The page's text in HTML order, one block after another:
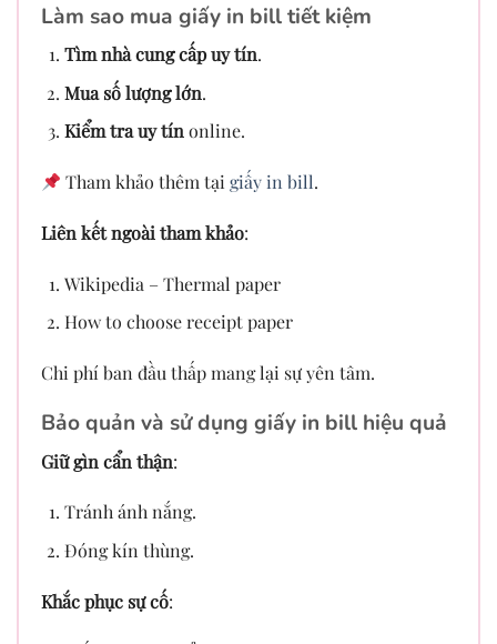
Làm sao mua giấy in bill tiết kiệm
Tìm nhà cung cấp uy tín.
Mua số lượng lớn.
Kiểm tra uy tínonline.
Tham khảo thêm tạigiấy in bill.
Liên kết ngoài tham khảo:
Wikipedia – Thermal paper
How to choose receipt paper
Chi phí ban đầu thấp mang lại sự yên tâm.
Bảo quản và sử dụng giấy in bill hiệu quả
Giữ gìn cẩn thận:
Tránh ánh nắng.
Đóng kín thùng.
Khắc phục sự cố: